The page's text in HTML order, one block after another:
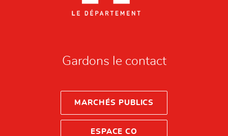
Gardons le contact
MARCHÉS PUBLICS
ESPACE CO